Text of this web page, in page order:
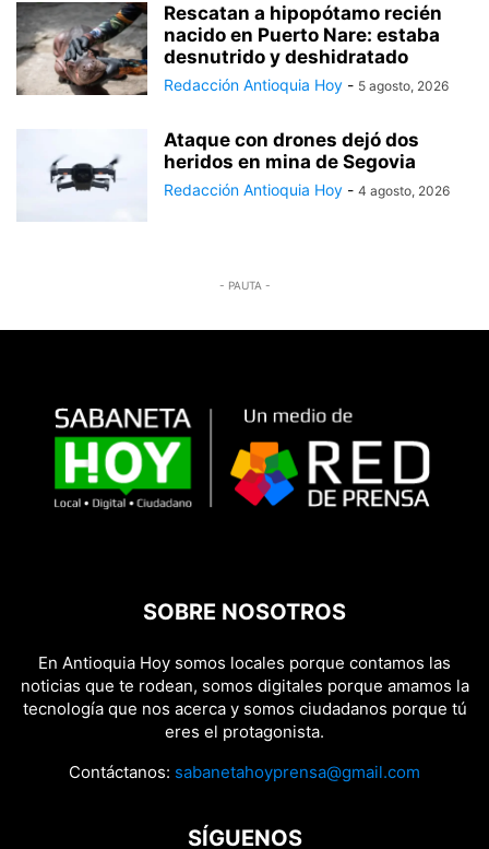
Rescatan a hipopótamo recién
nacido en Puerto Nare: estaba
desnutrido y deshidratado
Redacción Antioquia Hoy - 5 agosto, 2026
Ataque con drones dejó dos
heridos en mina de Segovia
Redacción Antioquia Hoy - 4 agosto, 2026
- PAUTA -
SOBRE NOSOTROS
En Antioquia Hoy somos locales porque contamos las
noticias que te rodean, somos digitales porque amamos la
tecnología que nos acerca y somos ciudadanos porque tú
eres el protagonista.
Contáctanos: sabanetahoyprensa@gmail.com
SÍGUENOS